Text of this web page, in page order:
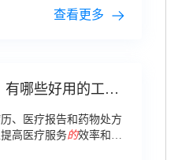
查看更多
哪些好用的工具
、医疗报告和药物处方
高医疗服务的效率和准